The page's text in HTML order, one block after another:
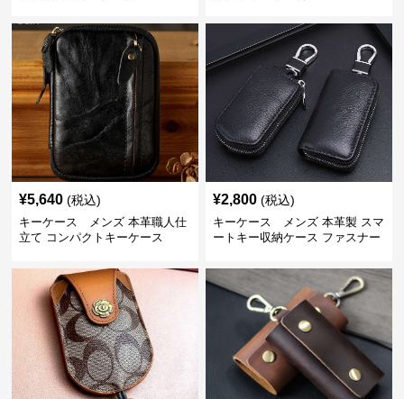
¥5,640 (税込)
キーケース メンズ 本革職人仕
立て コンパクトキーケース
¥2,800 (税込)
キーケース メンズ 本革製 スマ
ートキー収納ケース ファスナー